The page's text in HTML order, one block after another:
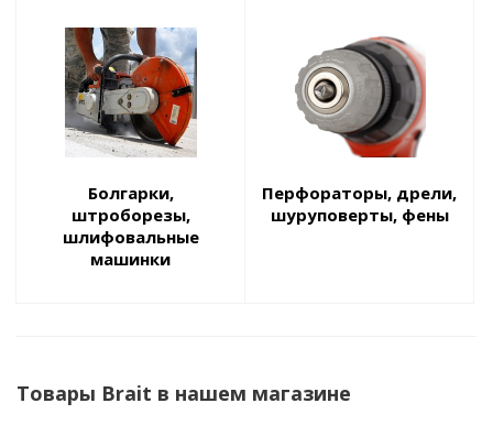
Болгарки,
штроборезы,
шлифовальные
машинки
Перфораторы, дрели,
шуруповерты, фены
Товары Brait в нашем магазине